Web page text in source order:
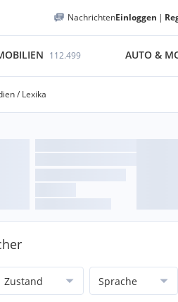
NachrichtenEinloggen |
112.499 AUTO &
/ Lexika
Zustand Sprache